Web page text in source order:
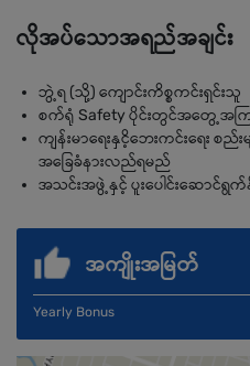
လိုအပ်သောအရည်အချင်း
ဘွဲ့ရ (သို့) ကျောင်းကိစ္စကင်းရှင်းသူ
စက်ရုံ Safety ပိုင်းတွင်အတွေ့အက
ကျန်းမာရေးနှငိ့ဘေးကင်းရေး စည်း
အခြေခံနားလည်ရမည်
အသင်းအဖွဲ့နှင့် ပူးပေါင်းဆောင်ရွ
အကျိုးအမြတ်
Yearly Bonus